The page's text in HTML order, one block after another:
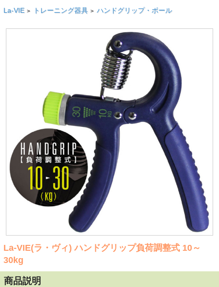
La-VIE > トレーニング器具 > ハンドグリップ・ボール
La-VIE(ラ・ヴィ) ハンドグリップ負荷調整式 10～
30kg
商品説明